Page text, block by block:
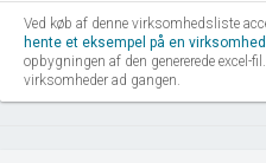
Ved køb af denne virksomhedsliste
hente et eksempel på en
opbygningen af den genererede excel-
virksomheder ad gangen.